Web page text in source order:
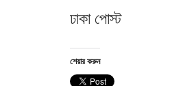
ঢাকা পোস্ট
শেয়ার করুন